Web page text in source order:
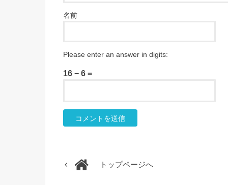
名前
Please enter an answer in digits:
16 − 6 =
トップページへ